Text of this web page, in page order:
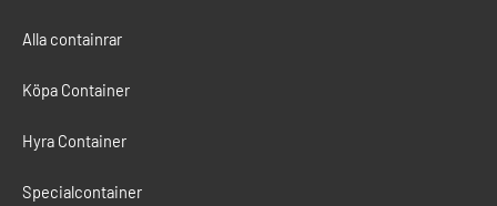
Alla containrar
Köpa Container
Hyra Container
Specialcontainer